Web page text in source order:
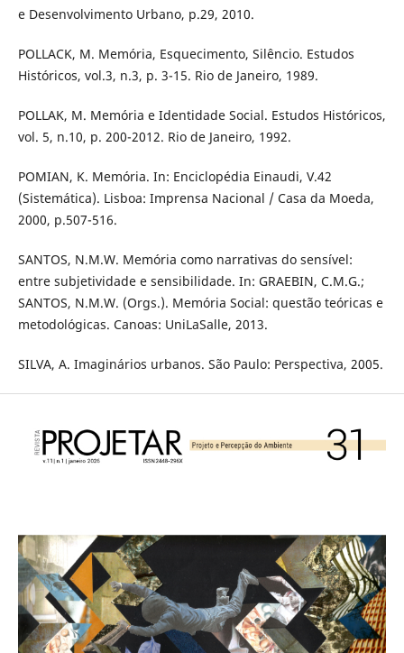
e Desenvolvimento Urbano, p.29, 2010.
POLLACK, M. Memória, Esquecimento, Silêncio. Estudos
Históricos, vol.3, n.3, p. 3-15. Rio de Janeiro, 1989.
POLLAK, M. Memória e Identidade Social. Estudos Históricos,
vol. 5, n.10, p. 200-2012. Rio de Janeiro, 1992.
POMIAN, K. Memória. In: Enciclopédia Einaudi, V.42
(Sistemática). Lisboa: Imprensa Nacional / Casa da Moeda,
2000, p.507-516.
SANTOS, N.M.W. Memória como narrativas do sensível:
entre subjetividade e sensibilidade. In: GRAEBIN, C.M.G.;
SANTOS, N.M.W. (Orgs.). Memória Social: questão teóricas e
metodológicas. Canoas: UniLaSalle, 2013.
SILVA, A. Imaginários urbanos. São Paulo: Perspectiva, 2005.